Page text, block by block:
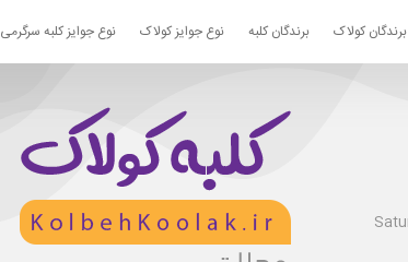
برندگان کولاک برندگان کلبه نوع جوایز کولاک نوع جوایز کلبه سرگرمی